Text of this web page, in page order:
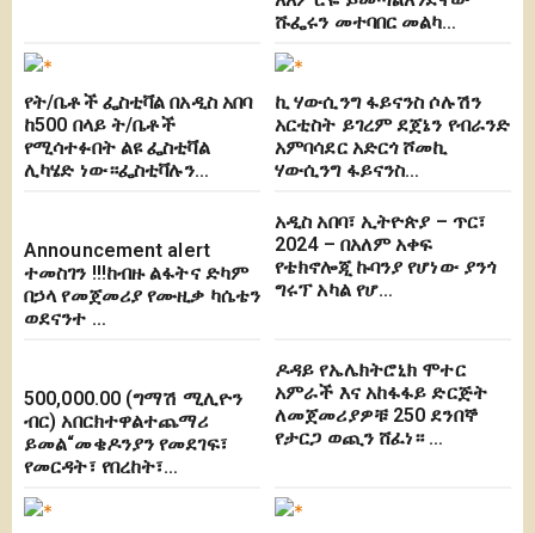
ሹፌሩን መተባበር መልካ…
የት/ቤቶች ፌስቲቫል በአዲስ አበባ
ከ500 በላይ ት/ቤቶች
የሚሳተፉበት ልዩ ፌስቲቫል
ሊካሄድ ነው።ፌስቲቫሉን…
ኪ ሃውሲንግ ፋይናንስ ሶሉሽን
አርቲስት ይገረም ደጀኔን የብራንድ
አምባሳደር አድርጎ ሾመኪ
ሃውሲንግ ፋይናንስ…
Announcement alert
ተመስገን !!!ከብዙ ልፋትና ድካም
በኃላ የመጀመሪያ የሙዚቃ ካሴቴን
ወደናንተ …
አዲስ አበባ፣ ኢትዮጵያ – ጥር፣
2024 – በአለም አቀፍ
የቴክኖሎጂ ኩባንያ የሆነው ያንጎ
ግሩፕ አካል የሆ…
500,000.00 (ግማሽ ሚሊዮን
ብር) አበርክተዋልተጨማሪ
ይመል“መቄዶንያን የመደገፍ፣
የመርዳት፣ የበረከት፣…
ዶዳይ የኤሌክትሮኒክ ሞተር
አምራች እና አከፋፋይ ድርጅት
ለመጀመሪያዎቹ 250 ደንበኞ
የታርጋ ወጪን ሸፈነ። …